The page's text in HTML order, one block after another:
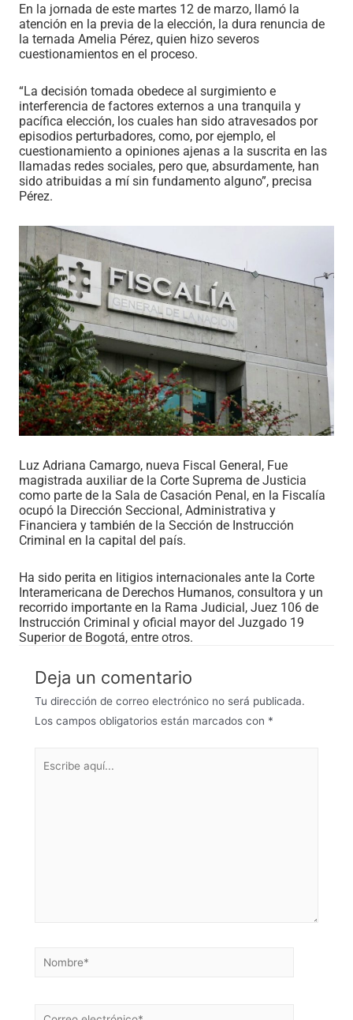
En la jornada de este martes 12 de marzo, llamó la
atención en la previa de la elección, la dura renuncia de
la ternada Amelia Pérez, quien hizo severos
cuestionamientos en el proceso.
“La decisión tomada obedece al surgimiento e
interferencia de factores externos a una tranquila y
pacífica elección, los cuales han sido atravesados por
episodios perturbadores, como, por ejemplo, el
cuestionamiento a opiniones ajenas a la suscrita en las
llamadas redes sociales, pero que, absurdamente, han
sido atribuidas a mí sin fundamento alguno”, precisa
Pérez.
Luz Adriana Camargo, nueva Fiscal General, Fue
magistrada auxiliar de la Corte Suprema de Justicia
como parte de la Sala de Casación Penal, en la Fiscalía
ocupó la Dirección Seccional, Administrativa y
Financiera y también de la Sección de Instrucción
Criminal en la capital del país.
Ha sido perita en litigios internacionales ante la Corte
Interamericana de Derechos Humanos, consultora y un
recorrido importante en la Rama Judicial, Juez 106 de
Instrucción Criminal y oficial mayor del Juzgado 19
Superior de Bogotá, entre otros.
Deja un comentario
Tu dirección de correo electrónico no será publicada.
Los campos obligatorios están marcados con *